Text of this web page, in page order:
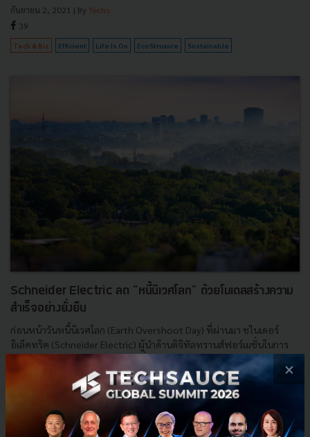
กันยายน 2, 2021 | By Techs
39
Tech & Biz Efficient Life Is On EcoStruxure Sustainable
Schneider Electric ลด “หนี้นิเวศโลก” ด้วยโมเดลสร้างความ
สำเร็จอย่างยั่งยืน
ก่อนหน้าวันหนี้นิเวศโลก (Earth Overshoot Day) ที่ผ่านมา ชไนเดอร์
อิเล็คทริค (Schneider Electric) ผู้นำด้านดิจิทัลทรานส์ฟอร์เมชั่นในการ
จัดการพลังงานและระบบออโตเมชั่น ได้เคยมีการประก...
| ByTechsauce Team
global LifeIsOn EcoStruxure Earth Overshoot
×